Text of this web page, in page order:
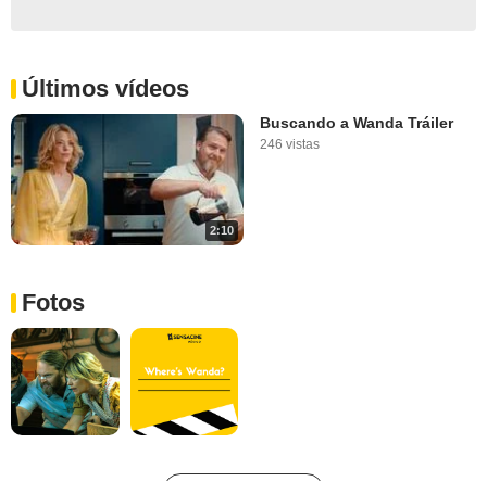
Últimos vídeos
2:10
Buscando a Wanda Tráiler
246 vistas
Fotos